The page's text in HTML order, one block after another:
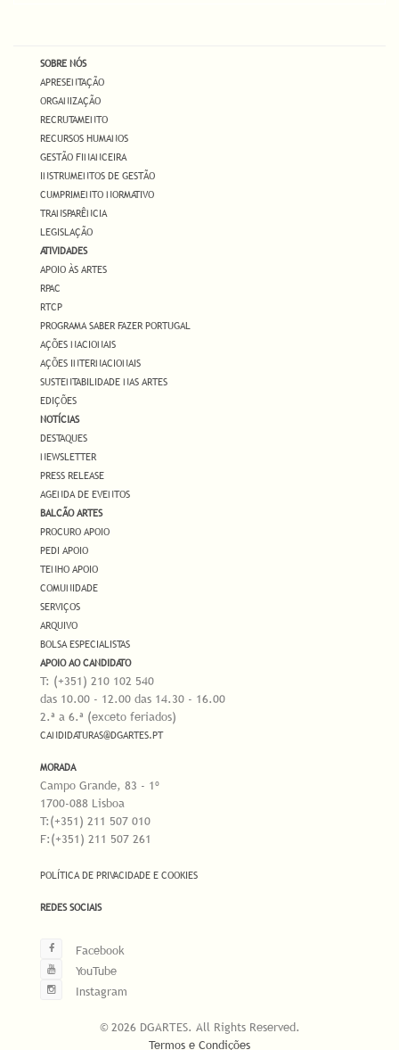
SOBRE NÓS
APRESENTAÇÃO
ORGANIZAÇÃO
RECRUTAMENTO
RECURSOS HUMANOS
GESTÃO FINANCEIRA
INSTRUMENTOS DE GESTÃO
CUMPRIMENTO NORMATIVO
TRANSPARÊNCIA
LEGISLAÇÃO
ATIVIDADES
APOIO ÀS ARTES
RPAC
RTCP
PROGRAMA SABER FAZER PORTUGAL
AÇÕES NACIONAIS
AÇÕES INTERNACIONAIS
SUSTENTABILIDADE NAS ARTES
EDIÇÕES
NOTÍCIAS
DESTAQUES
NEWSLETTER
PRESS RELEASE
AGENDA DE EVENTOS
BALCÃO ARTES
PROCURO APOIO
PEDI APOIO
TENHO APOIO
COMUNIDADE
SERVIÇOS
ARQUIVO
BOLSA ESPECIALISTAS
APOIO AO CANDIDATO
T: (+351) 210 102 540
das 10.00 - 12.00 das 14.30 - 16.00
2.ª a 6.ª (exceto feriados)
CANDIDATURAS@DGARTES.PT
MORADA
Campo Grande, 83 - 1º
1700-088 Lisboa
T:(+351) 211 507 010
F:(+351) 211 507 261
POLÍTICA DE PRIVACIDADE E COOKIES
REDES SOCIAIS
Facebook
YouTube
Instagram
© 2026 DGARTES. All Rights Reserved.
Termos e Condições